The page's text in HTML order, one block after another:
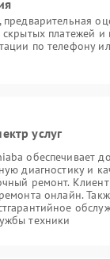
скрытых платежей и
по телефону
услуг
обеспечивает
диагностику и
ремонт.
онлайн.
техники